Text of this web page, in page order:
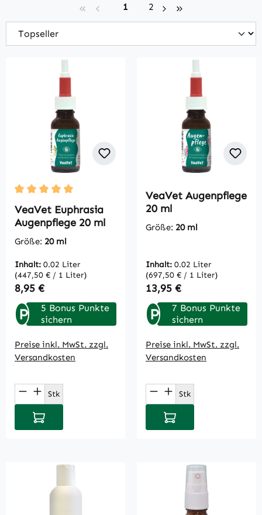
Seite
1 Seite
2
Durchschnittliche Bewertung von 5 von 5 Sternen
VeaVet Euphrasia
Augenpflege 20 ml
Größe: 20 ml
Inhalt: 0.02 Liter
(447,50 € / 1 Liter)
Regulärer Preis:
8,95 €
P
5 Bonus Punkte
sichern
Preise inkl. MwSt. zzgl.
Versandkosten
Produkt Anzahl: Gib den gewünschten
Stk
In den Warenkorb
VeaVet Augenpflege
20 ml
Größe: 20 ml
Inhalt: 0.02 Liter
(697,50 € / 1 Liter)
Regulärer Preis:
13,95 €
P
7 Bonus Punkte
sichern
Preise inkl. MwSt. zzgl.
Versandkosten
Produkt Anzahl:
Stk
In den Warenkorb